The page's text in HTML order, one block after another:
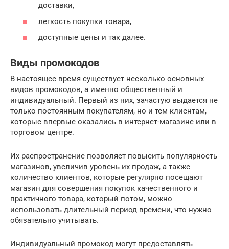
доставки,
легкость покупки товара,
доступные цены и так далее.
Виды промокодов
В настоящее время существует несколько основных
видов промокодов, а именно общественный и
индивидуальный. Первый из них, зачастую выдается не
только постоянным покупателям, но и тем клиентам,
которые впервые оказались в интернет-магазине или в
торговом центре.
Их распространение позволяет повысить популярность
магазинов, увеличив уровень их продаж, а также
количество клиентов, которые регулярно посещают
магазин для совершения покупок качественного и
практичного товара, который потом, можно
использовать длительный период времени, что нужно
обязательно учитывать.
Индивидуальный промокод могут предоставлять